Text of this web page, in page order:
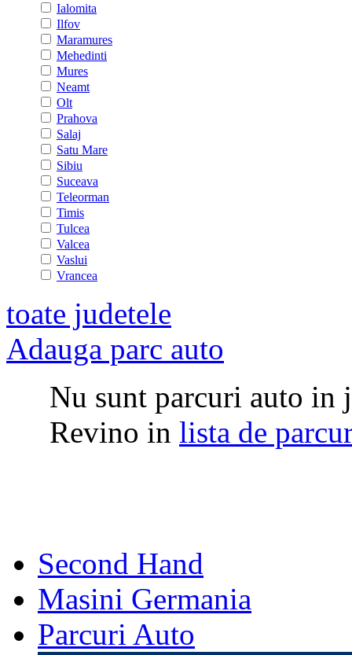
Ialomita
Ilfov
Maramures
Mehedinti
Mures
Neamt
Olt
Prahova
Salaj
Satu Mare
Sibiu
Suceava
Teleorman
Timis
Tulcea
Valcea
Vaslui
Vrancea
toate judetele
Adauga parc auto
Nu sunt parcuri auto in
Revino in lista de
Second Hand
Masini Germania
Parcuri Auto